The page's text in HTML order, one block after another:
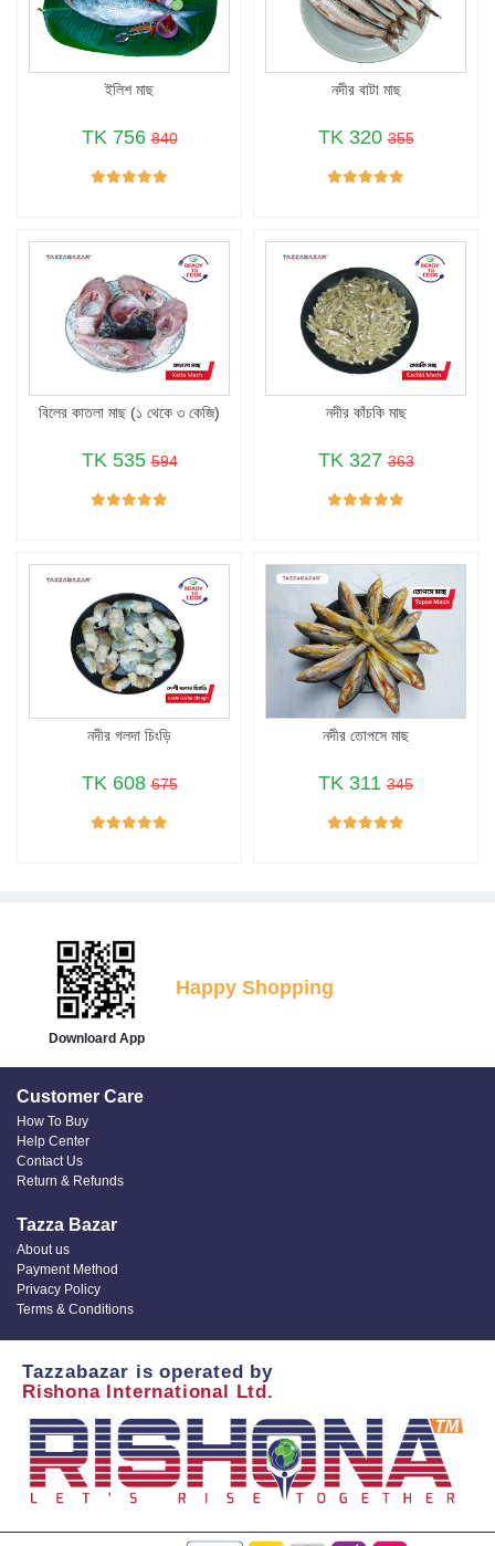
ইলিশ মাছ
TK 756840
নদীর বাটা মাছ
TK 320355
বিলের কাতলা মাছ (১ থেকে ৩ কেজি)
TK 535594
নদীর কাঁচকি মাছ
TK 327363
নদীর গলদা চিংড়ি
TK 608675
নদীর তোপসে মাছ
TK 311 345
Downloard App
Happy Shopping
Customer Care
How To Buy
Help Center
Contact Us
Return & Refunds
Tazza Bazar
About us
Payment Method
Privacy Policy
Terms & Conditions
Tazzabazar is operated by
Rishona International Ltd.